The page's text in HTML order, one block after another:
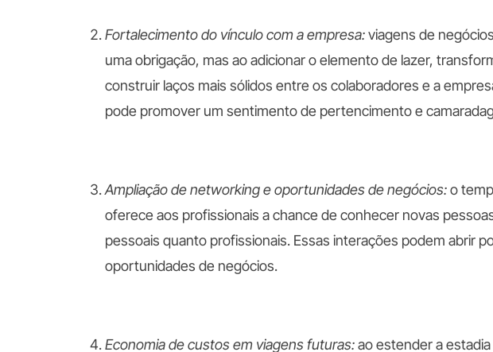
Fortalecimento do vínculo com a empresa:viagens de
uma obrigação, mas ao adicionar o elemento de lazer,
construir laços mais sólidos entre os colaboradores e a
pode promover um sentimento de pertencimento e
Ampliação de networking e oportunidades de negócios:o
oferece aos profissionais a chance de conhecer novas
pessoais quanto profissionais. Essas interações podem abrir
oportunidades de negócios.
Economia de custos em viagens futuras:ao estender a